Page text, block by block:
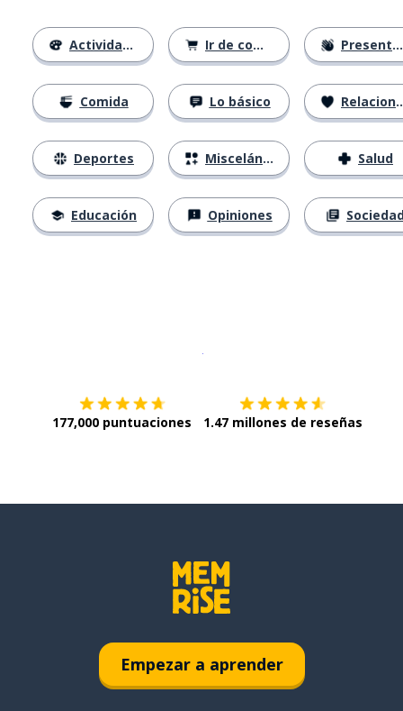
Actividades
Comida
Deportes
Educación
Ir de compras
Lo básico
Misceláneo
Opiniones
Presentándose
Relaciones
Salud
177,000 puntuaciones 1.47 millones de reseñas
Empezar a aprender